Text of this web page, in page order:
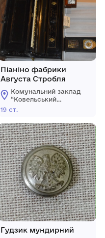
Піаніно фабрики
Августа Стробля
Комунальний заклад
“Ковельський
19 cт.
Гудзик мундирний